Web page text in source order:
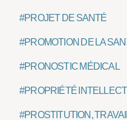
#PROJET DE SANTÉ
#PROMOTION DE LA
#PRONOSTIC MÉDICAL
#PROPRIÉTÉ
#PROSTITUTION,